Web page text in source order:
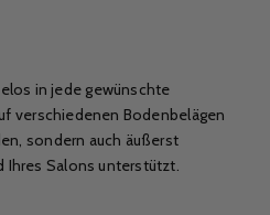
in jede gewünschte
verschiedenen Bodenbelägen
sondern auch äußerst
Ihres Salons unterstützt.